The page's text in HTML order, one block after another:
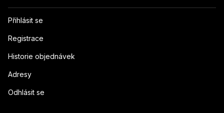
Přihlásit se
Registrace
Historie objednávek
Adresy
Odhlásit se